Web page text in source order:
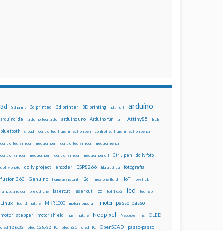
3d 3d print 3d printed 3d printer 3D printing adafruit arduino
arduino ide arduino leonardo arduino uno Arduino Yún arm Attiny85 BLE
bluetooth cloud controlled fluid injection pen controlled fluid injection pencil
controlled silicon injection pen controlled silicon injection pencil
control silicon injection pen control silicon injection pencil CtrlJ pen dolly foto
dolly photo dolly project encoder ESP8266 fibra ottica fotografia
fusion 360 Genuino home assistant i2c iniezione fluidi IoT joystick
lampadario con fibre ottiche lasercut laser cut lcd lcd 16x2 led led rgb
Linux luci di natale MKR1000 motori bipolari motori passo-passo
motori stepper motor shield nas natale Neopixel Neopixel ring OLED
oled 128x32 oled 128x32 IIC oled i2C oled IIC OpenSCAD passo-passo